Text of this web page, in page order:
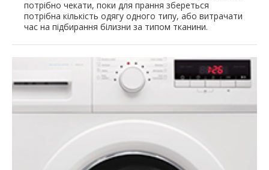
потрібно чекати, поки для прання збереться
потрібна кількість одягу одного типу, або витрачати
час на підбирання білизни за типом тканини.